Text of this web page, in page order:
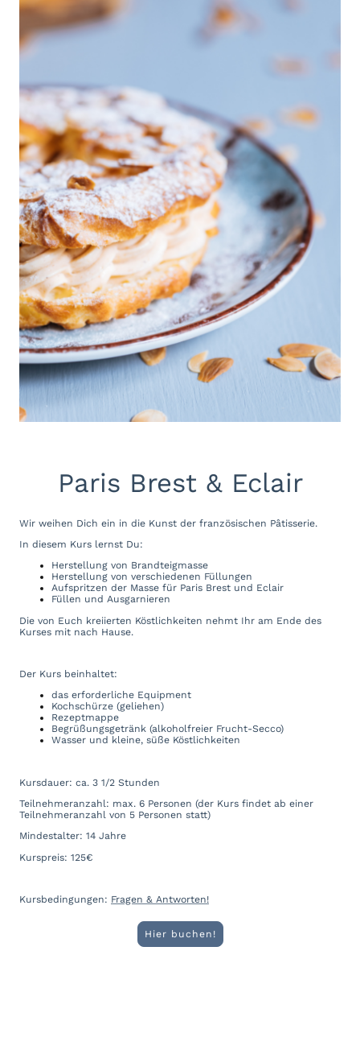
Paris Brest & Eclair
Wir weihen Dich ein in die Kunst der französischen Pâtisserie.
In diesem Kurs lernst Du:
Herstellung von Brandteigmasse
Herstellung von verschiedenen Füllungen
Aufspritzen der Masse für Paris Brest und Eclair
Füllen und Ausgarnieren
Die von Euch kreiierten Köstlichkeiten nehmt Ihr am Ende des
Kurses mit nach Hause.
Der Kurs beinhaltet:
das erforderliche Equipment
Kochschürze (geliehen)
Rezeptmappe
Begrüßungsgetränk (alkoholfreier Frucht-Secco)
Wasser und kleine, süße Köstlichkeiten
Kursdauer: ca. 3 1/2 Stunden
Teilnehmeranzahl: max. 6 Personen (der Kurs findet ab einer
Teilnehmeranzahl von 5 Personen statt)
Mindestalter: 14 Jahre
Kurspreis: 125€
Kursbedingungen: Fragen & Antworten!
Hier buchen!